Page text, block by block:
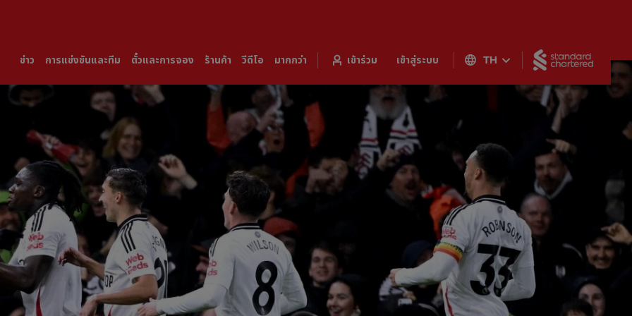
ข่าว การแข่งขันและทีม ตั๋วและการจอง ร้านค้า วีดีโอ มากกว่า เข้าร่วม เข้าสู่ระบบ TH